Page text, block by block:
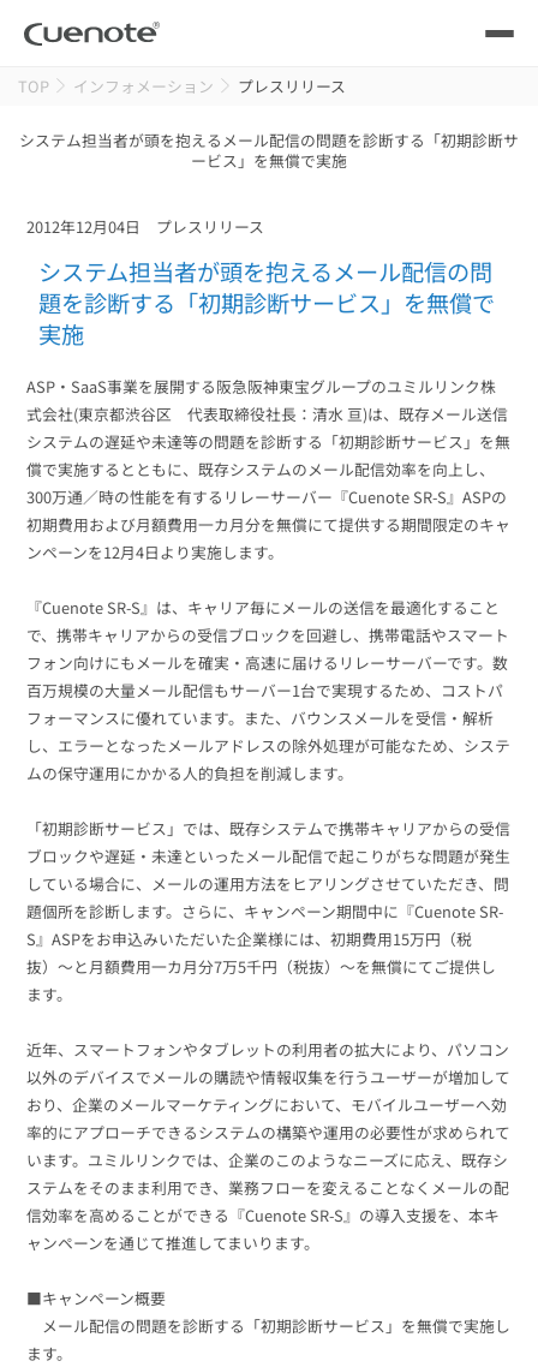
製品
メールリレーサーバー
SMS配信サービス
認証サービス
Webプッシュ通知サービス
アンケートシステム・フォーム
緊急参集・安否確認
SNSプロモーション支援事業
活用シーントップ
会員獲得／ニーズ把握
遅延なく確実・高速に送る
組織的に管理
効果改善・顧客育成
システム連携・効率化
デジタルマーケティング
導入事例
サポート
ブログ・各種資料
ブログ・各種資料トップ
マーケティングブログ
資料ダウンロード
メール配信用語集
資料請求・お問い合わせ
東京 03-6820-0515 大阪06-6131-9960
（平日 10:00〜18:00）
TOP インフォメーション プレスリリース
システム担当者が頭を抱えるメール配信の問題を診断する「初期診断サ
ービス」を無償で実施
2012年12月04日 プレスリリース
システム担当者が頭を抱えるメール配信の問
題を診断する「初期診断サービス」を無償で
実施
ASP・SaaS事業を展開する阪急阪神東宝グループのユミルリンク株
式会社(東京都渋谷区 代表取締役社長：清水 亘)は、既存メール送信
システムの遅延や未達等の問題を診断する「初期診断サービス」を無
償で実施するとともに、既存システムのメール配信効率を向上し、
300万通／時の性能を有するリレーサーバー『Cuenote SR-S』ASPの
初期費用および月額費用一カ月分を無償にて提供する期間限定のキャ
ンペーンを12月4日より実施します。
『Cuenote SR-S』は、キャリア毎にメールの送信を最適化すること
で、携帯キャリアからの受信ブロックを回避し、携帯電話やスマート
フォン向けにもメールを確実・高速に届けるリレーサーバーです。数
百万規模の大量メール配信もサーバー1台で実現するため、コストパ
フォーマンスに優れています。また、バウンスメールを受信・解析
し、エラーとなったメールアドレスの除外処理が可能なため、システ
ムの保守運用にかかる人的負担を削減します。
「初期診断サービス」では、既存システムで携帯キャリアからの受信
ブロックや遅延・未達といったメール配信で起こりがちな問題が発生
している場合に、メールの運用方法をヒアリングさせていただき、問
題個所を診断します。さらに、キャンペーン期間中に『Cuenote SR-
S』ASPをお申込みいただいた企業様には、初期費用15万円（税
抜）〜と月額費用一カ月分7万5千円（税抜）〜を無償にてご提供し
ます。
近年、スマートフォンやタブレットの利用者の拡大により、パソコン
以外のデバイスでメールの購読や情報収集を行うユーザーが増加して
おり、企業のメールマーケティングにおいて、モバイルユーザーへ効
率的にアプローチできるシステムの構築や運用の必要性が求められて
います。ユミルリンクでは、企業のこのようなニーズに応え、既存シ
ステムをそのまま利用でき、業務フローを変えることなくメールの配
信効率を高めることができる『Cuenote SR-S』の導入支援を、本キ
ャンペーンを通じて推進してまいります。
■キャンペーン概要
メール配信の問題を診断する「初期診断サービス」を無償で実施し
ます。